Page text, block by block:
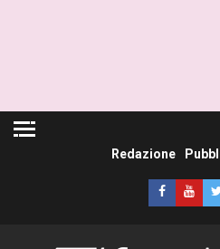
Redazione